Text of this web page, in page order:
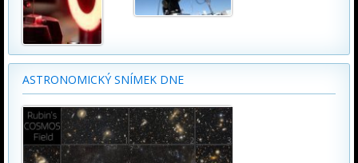
ASTRONOMICKÝ SNÍMEK DNE